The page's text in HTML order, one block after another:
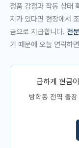
정품 감정과 작동 상태
지가 있다면 현장에서
금으로 지급합니다. 전
기 때문에 오늘 연락하
급하게 현금
방학동 전역 출